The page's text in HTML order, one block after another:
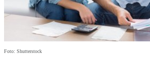
Foto: Shutterstock